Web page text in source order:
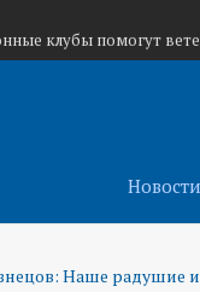
клубы помогут
приостановили
Новости
Наше радушие